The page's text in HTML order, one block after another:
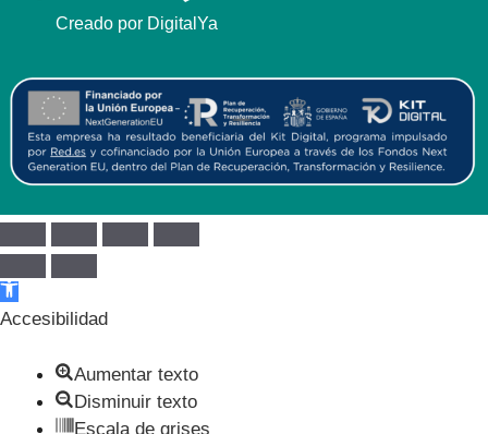
Creado por DigitalYa
Abrir barra de herramientas
Accesibilidad
Aumentar texto
Disminuir texto
Escala de grises